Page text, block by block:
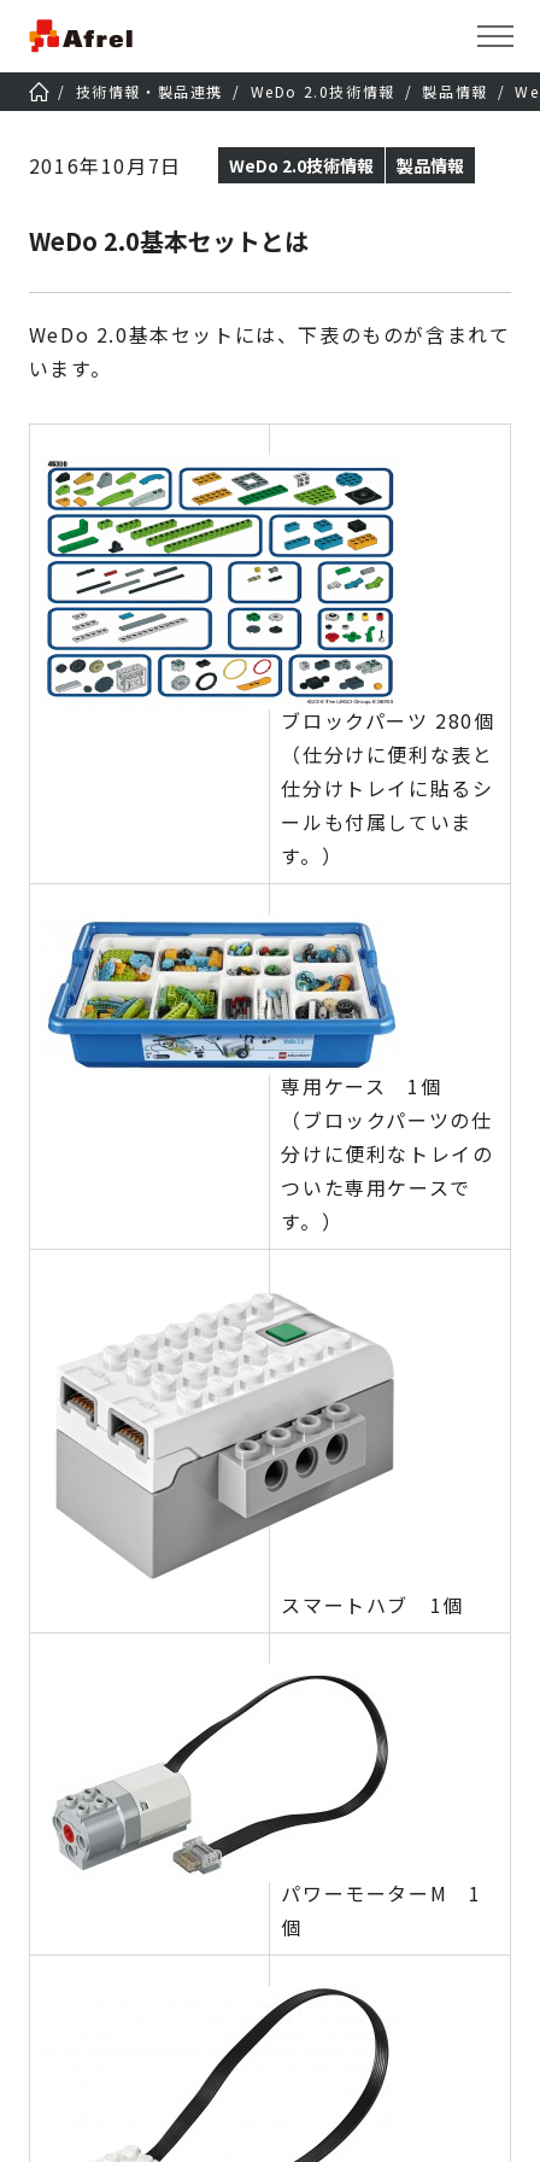
技術情報・製品連携 WeDo 2.0技術情報 製品情報
2016年10月7日 WeDo 2.0技術情報 製品情報
WeDo 2.0基本セットとは
WeDo 2.0基本セットには、下表のものが含まれて
います。
ブロックパーツ 280個
（仕分けに便利な表と
仕分けトレイに貼るシ
ールも付属していま
す。）
専用ケース 1個
（ブロックパーツの仕
分けに便利なトレイの
ついた専用ケースで
す。）
スマートハブ 1個
パワーモーターM 1
個